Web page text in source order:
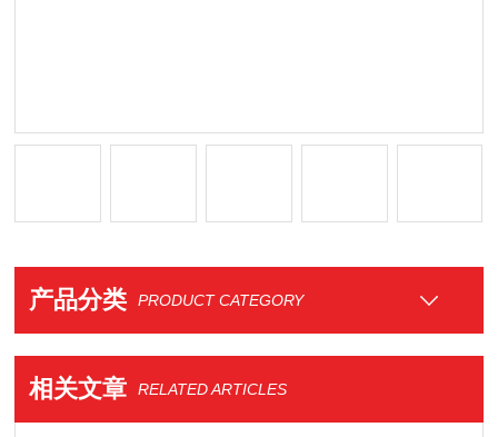
产品分类 PRODUCT CATEGORY
相关文章 RELATED ARTICLES